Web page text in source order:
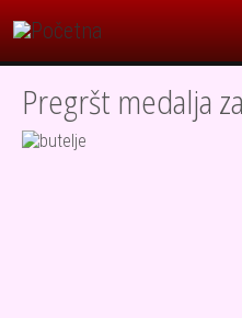
Pregršt medalja